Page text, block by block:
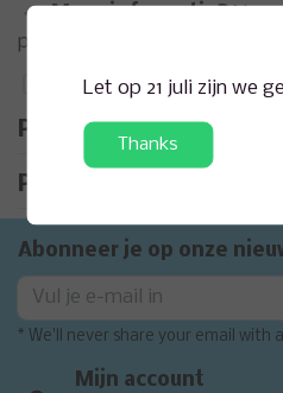
Meer informatie?
product
Toevoegen aan vergelijking
Productomschrijving
Product informatie
Abonneer je op onze
* We'll never share your email with
Mijn account
Let op 21 juli zijn we
Thanks